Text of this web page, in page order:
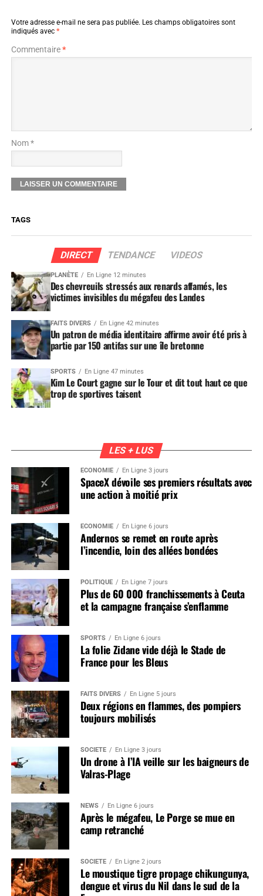
Votre adresse e-mail ne sera pas publiée. Les champs obligatoires sont
indiqués avec *
Commentaire*
Nom *
TAGS
DIRECT TENDANCE VIDEOS
PLANÈTE En Ligne 12 minutes
Des chevreuils stressés aux renards affamés, les
victimes invisibles du mégafeu des Landes
FAITS DIVERS En Ligne 42 minutes
Un patron de média identitaire affirme avoir été pris à
partie par 150 antifas sur une île bretonne
SPORTS En Ligne 47 minutes
Kim Le Court gagne sur le Tour et dit tout haut ce que
trop de sportives taisent
LES + LUS
ÉCONOMIE En Ligne 3 jours
SpaceX dévoile ses premiers résultats avec
une action à moitié prix
ÉCONOMIE En Ligne 6 jours
Andernos se remet en route après
l’incendie, loin des allées bondées
POLITIQUE En Ligne 7 jours
Plus de 60 000 franchissements à Ceuta
et la campagne française s’enflamme
SPORTS En Ligne 6 jours
La folie Zidane vide déjà le Stade de
France pour les Bleus
FAITS DIVERS En Ligne 5 jours
Deux régions en flammes, des pompiers
toujours mobilisés
SOCIÉTÉ En Ligne 3 jours
Un drone à l’IA veille sur les baigneurs de
Valras-Plage
NEWS En Ligne 6 jours
Après le mégafeu, Le Porge se mue en
camp retranché
SOCIÉTÉ En Ligne 2 jours
Le moustique tigre propage chikungunya,
dengue et virus du Nil dans le sud de la